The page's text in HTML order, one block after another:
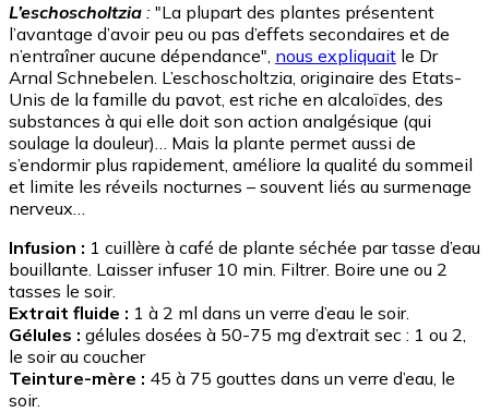
L’eschoscholtzia : "La plupart des plantes présentent
l’avantage d’avoir peu ou pas d’effets secondaires et de
n’entraîner aucune dépendance", nous expliquait le Dr
Arnal Schnebelen. L’eschoscholtzia, originaire des Etats-
Unis de la famille du pavot, est riche en alcaloïdes, des
substances à qui elle doit son action analgésique (qui
soulage la douleur)… Mais la plante permet aussi de
s’endormir plus rapidement, améliore la qualité du sommeil
et limite les réveils nocturnes – souvent liés au surmenage
nerveux…
Infusion : 1 cuillère à café de plante séchée par tasse d’eau
bouillante. Laisser infuser 10 min. Filtrer. Boire une ou 2
tasses le soir.
Extrait fluide : 1 à 2 ml dans un verre d’eau le soir.
Gélules : gélules dosées à 50-75 mg d’extrait sec : 1 ou 2,
le soir au coucher
Teinture-mère : 45 à 75 gouttes dans un verre d’eau, le
soir.